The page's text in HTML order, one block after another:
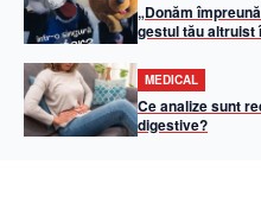
„Donăm
gestul tău altruist
MEDICAL
Ce analize sunt
digestive?